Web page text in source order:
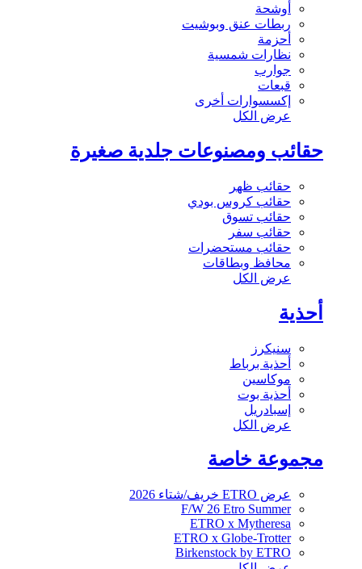
أوشحة
ربطات عنق وبوشيت
أحزمة
نظارات شمسية
جوارب
قبعات
إكسسوارات أخرى
عرض الكل
حقائب ومصنوعات جلدية صغيرة
حقائب ظهر
حقائب كروس بودي
حقائب تسوق
حقائب سفر
حقائب مستحضرات
محافظ وبطاقات
عرض الكل
أحذية
سنيكرز
أحذية برباط
موكاسين
أحذية بوت
إسبادريل
عرض الكل
مجموعة خاصة
عرض ETRO خريف/شتاء 2026
F/W 26 Etro Summer
ETRO x Mytheresa
ETRO x Globe-Trotter
Birkenstock by ETRO